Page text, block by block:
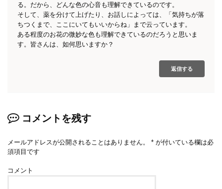
る。だから、どんな色の心音も理解できているのです。
そして、薬を分けて上げたり、お話しによっては、「気持ちが落
ちつくまで、ここにいてもいいからね」まで云っています。
ある程度のお花の微妙な色も理解できているのだろうと思いま
す。皆さんは、如何思いますか？
返信する
コメントを残す
メールアドレスが公開されることはありません。 * が付いている欄は必
須項目です
コメント